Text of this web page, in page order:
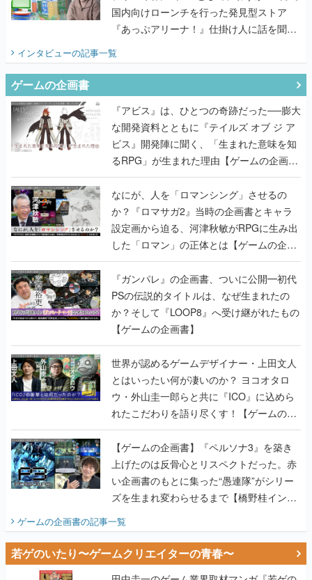
国内向けローンチを行った発見型ストア
『あっぷアリーナ！』仕掛け人に話を聞い
インタビューの記事一覧
ゲームの企画書
『アビス』は、ひとつの奇跡だった──膨大
な開発資料とともに『テイルズ オブ ジ ア
ビス』開発陣に聞く、「生まれた意味を知
るRPG」が生まれた理由【ゲームの企画
書】
なにが、人を「ロマンシング」させるの
か？『ロマサガ2』当時の企画書とキャラ
設定画から迫る、河津秋敏がRPGに生み出
した「ロマン」の正体とは【ゲームの企画
書】
『ガンパレ』の企画書、ついに公開━初代
PSの伝説的タイトルは、なぜ生まれたの
か？そして『LOOP8』へ受け継がれたもの
【ゲームの企画書】
世界が認めるゲームデザイナー・上田文人
とはいったい何が凄いのか？ ヨコオタロ
ウ・外山圭一郎らと共に『ICO』に込めら
れたこだわりを語り尽くす！【ゲームの企
画書】
【ゲームの企画書】『ペルソナ3』を築き
上げたのは反骨心とリスペクトだった。赤
い企画書のもとに集った“愚連隊”がシリー
ズを生まれ変わらせるまで【橋野桂インタ
ゲームの企画書の記事一覧
若ゲのいたり〜ゲームクリエイターの青春〜